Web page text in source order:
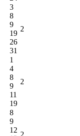
3
8
9
19
26
31
2
1
4
8
9
11
19
2
8
9
12
2